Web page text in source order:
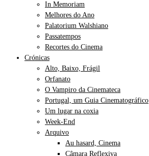
In Memoriam
Melhores do Ano
Palatorium Walshiano
Passatempos
Recortes do Cinema
Crónicas
Alto, Baixo, Frágil
Orfanato
O Vampiro da Cinemateca
Portugal, um Guia Cinematográfico
Um lugar na coxia
Week-End
Arquivo
Au hasard, Cinema
Câmara Reflexiva